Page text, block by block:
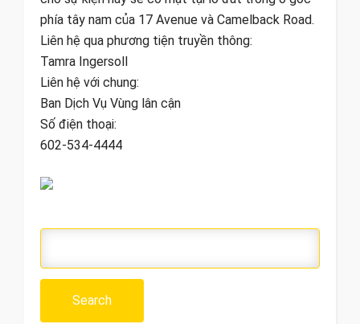
phía tây nam của 17 Avenue và Camelback Road.
Liên hệ qua phương tiện truyền thông:
Tamra Ingersoll
Liên hệ với chung:
Ban Dịch Vụ Vùng lân cận
Số điện thoại:
602-534-4444